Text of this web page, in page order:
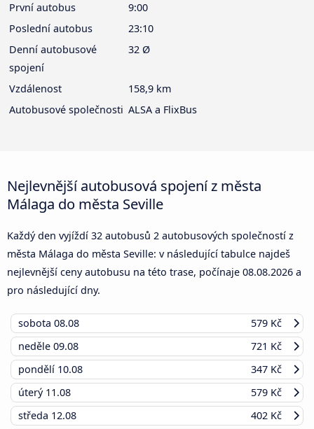
První autobus
9:00
Poslední autobus
23:10
Denní autobusové
spojení
32 Ø
Vzdálenost
158,9 km
Autobusové společnosti ALSA a FlixBus
Nejlevnější autobusová spojení z města
Málaga do města Seville
Každý den vyjíždí 32 autobusů 2 autobusových společností z
města Málaga do města Seville: v následující tabulce najdeš
nejlevnější ceny autobusu na této trase, počínaje 08.08.2026 a
pro následující dny.
sobota 08.08
579 Kč
neděle 09.08
721 Kč
pondělí 10.08
347 Kč
úterý 11.08
579 Kč
středa 12.08
402 Kč